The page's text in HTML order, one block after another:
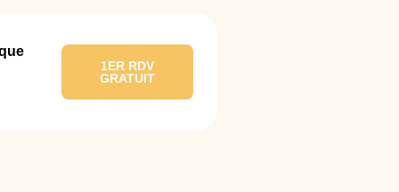
1ER RDV
GRATUIT